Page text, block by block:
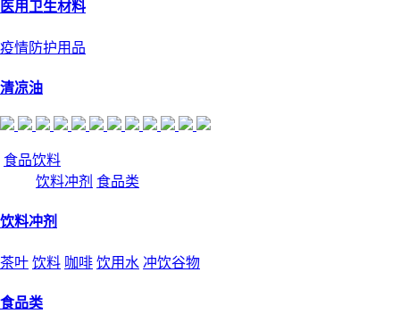
医用卫生材料
疫情防护用品
清凉油
食品饮料
饮料冲剂 食品类
饮料冲剂
茶叶 饮料 咖啡 饮用水 冲饮谷物
食品类